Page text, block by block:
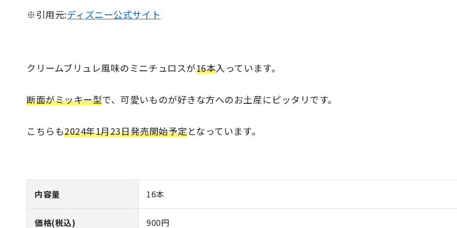
※引用元:ディズニー公式サイト
クリームブリュレ風味のミニチュロスが16本入っています。
断面がミッキー型で、可愛いものが好きな方へのお土産にピッタリです。
こちらも2024年1月23日発売開始予定となっています。
内容量 16本
価格(税込) 900円